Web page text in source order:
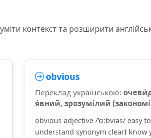
контекст та розширити
obvious
Переклад українською:
я́вний, зрозумі́лий
obvious adjective /ˈɑːbviəs/ easy
understand synonym clearI know